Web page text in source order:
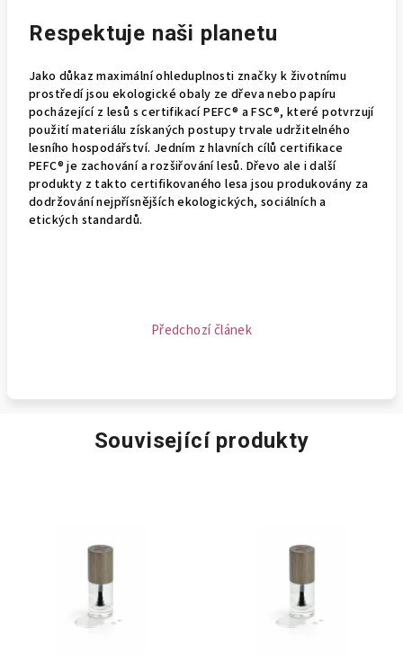
Respektuje naši planetu
Jako důkaz maximální ohleduplnosti značky k životnímu
prostředí jsou ekologické obaly ze dřeva nebo papíru
pocházející z lesů s certifikací PEFC® a FSC®, které potvrzují
použití materiálu získaných postupy trvale udržitelného
lesního hospodářství. Jedním z hlavních cílů certifikace
PEFC® je zachování a rozšiřování lesů. Dřevo ale i další
produkty z takto certifikovaného lesa jsou produkovány za
dodržování nejpřísnějších ekologických, sociálních a
etických standardů.
Předchozí článek
Související produkty